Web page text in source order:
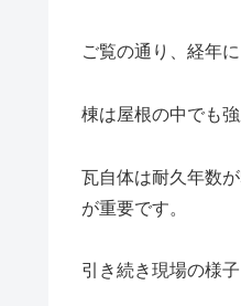
ご覧の通り、経年
棟は屋根の中でも
瓦自体は耐久年数
が重要です。
引き続き現場の様